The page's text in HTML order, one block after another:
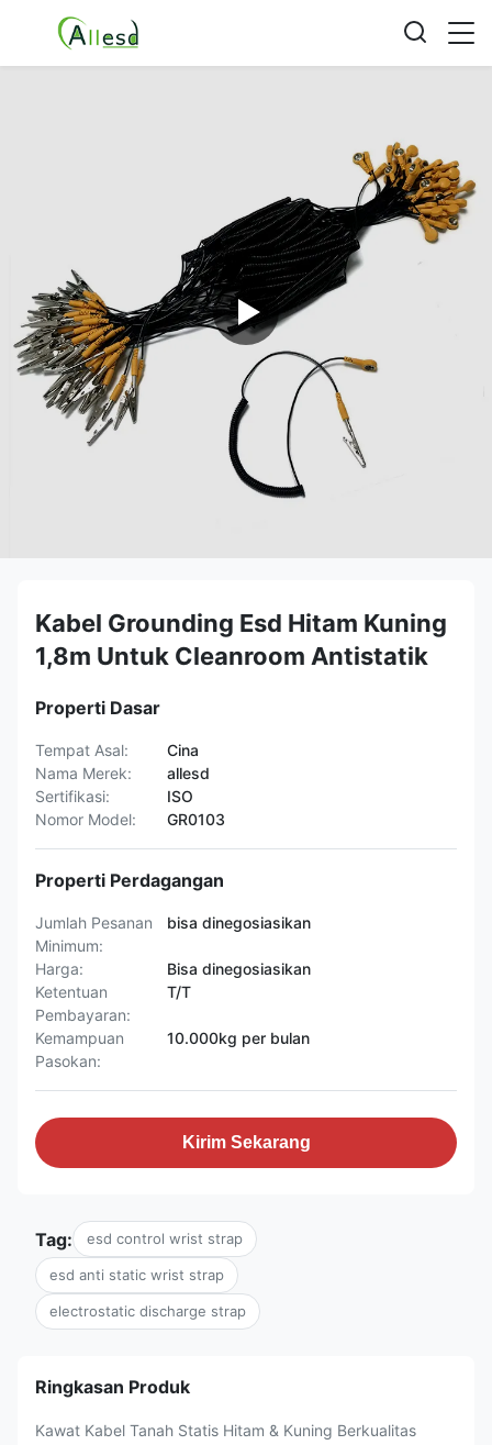
Kabel Grounding Esd Hitam Kuning
1,8m Untuk Cleanroom Antistatik
Properti Dasar
Tempat Asal:
Cina
Nama Merek:
allesd
Sertifikasi:
ISO
Nomor Model:
GR0103
Properti Perdagangan
Jumlah Pesanan
Minimum:
bisa dinegosiasikan
Harga:
Bisa dinegosiasikan
Ketentuan
Pembayaran:
T/T
Kemampuan
Pasokan:
10.000kg per bulan
Kirim Sekarang
Tag: esd control wrist strap
esd anti static wrist strap
electrostatic discharge strap
Ringkasan Produk
Kawat Kabel Tanah Statis Hitam & Kuning Berkualitas